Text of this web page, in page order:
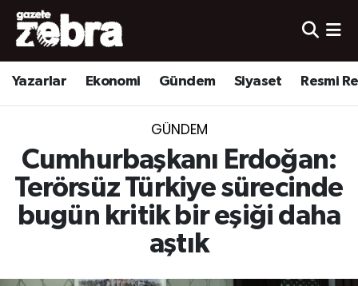
Yazarlar Ekonomi Gündem Siyaset Resmi
GÜNDEM
Cumhurbaşkanı Erdoğan:
Terörsüz Türkiye sürecinde
bugün kritik bir eşiği daha
aştık
Yazarlar
Ekonomi
Yerel
Spor
Nöbetçi Eczaneler
Hava Durumu
Süper Lig Puan Durumu ve Fikstür
Tüm Manşetler